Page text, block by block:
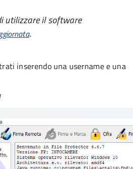
utilizzare il software
.
inserendo una username e una